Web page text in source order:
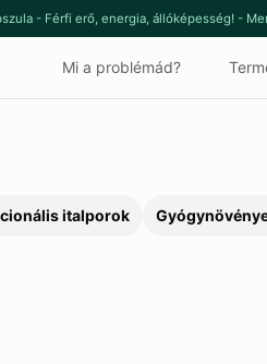
- Férfi erő, energia, állóképesség! -
Mi a problémád?
italporok